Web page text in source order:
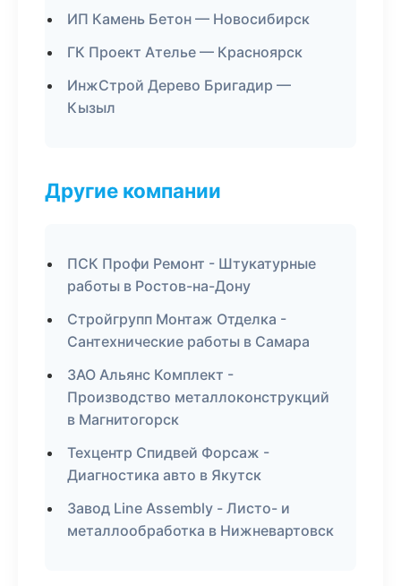
ИП Камень Бетон — Новосибирск
ГК Проект Ателье — Красноярск
ИнжСтрой Дерево Бригадир —
Кызыл
Другие компании
ПСК Профи Ремонт - Штукатурные
работы в Ростов-на-Дону
Стройгрупп Монтаж Отделка -
Сантехнические работы в Самара
ЗАО Альянс Комплект -
Производство металлоконструкций
в Магнитогорск
Техцентр Спидвей Форсаж -
Диагностика авто в Якутск
Завод Line Assembly - Листо- и
металлообработка в Нижневартовск